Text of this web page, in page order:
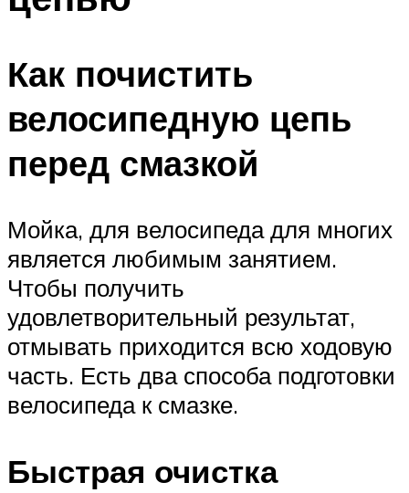
Как почистить
велосипедную цепь
перед смазкой
Мойка, для велосипеда для многих
является любимым занятием.
Чтобы получить
удовлетворительный результат,
отмывать приходится всю ходовую
часть. Есть два способа подготовки
велосипеда к смазке.
Быстрая очистка